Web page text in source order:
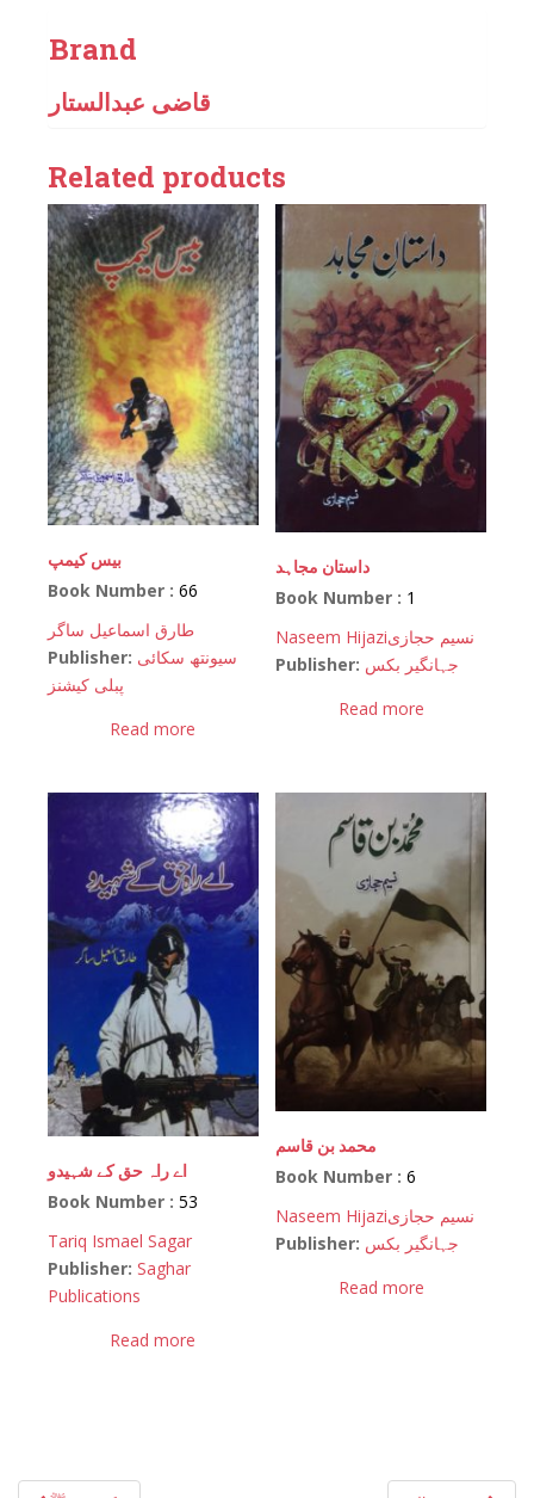
Brand
قاضی عبدالستار
Related products
بیس کیمپ
Book Number : 66
طارق اسماعیل ساگر
Publisher: سیونتھ سکائی
پبلی کیشنز
Read more
داستان مجاہد
Book Number : 1
Naseem Hijaziنسیم حجازی
Publisher: جہانگیر بکس
Read more
اے راہ حق کے شہیدو
Book Number : 53
Tariq Ismael Sagar
Publisher: Saghar
Publications
Read more
محمد بن قاسم
Book Number :6
Naseem Hijaziنسیم حجازی
Publisher: جہانگیر بکس
Read more